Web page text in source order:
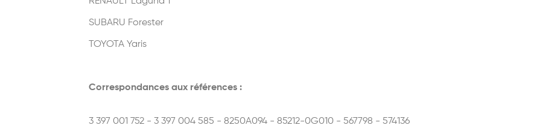
SUBARU Forester
TOYOTA Yaris
Correspondances aux références :
3 397 001 752 - 3 397 004 585 - 8250A094 - 85212-0G010 - 567798 - 574136